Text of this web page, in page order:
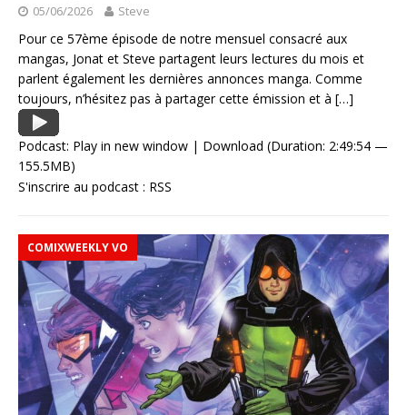
05/06/2026 Steve
Pour ce 57ème épisode de notre mensuel consacré aux
mangas, Jonat et Steve partagent leurs lectures du mois et
parlent également les dernières annonces manga. Comme
toujours, n’hésitez pas à partager cette émission et à […]
Podcast: Play in new window | Download (Duration: 2:49:54 —
155.5MB)
S'inscrire au podcast : RSS
COMIXWEEKLY VO